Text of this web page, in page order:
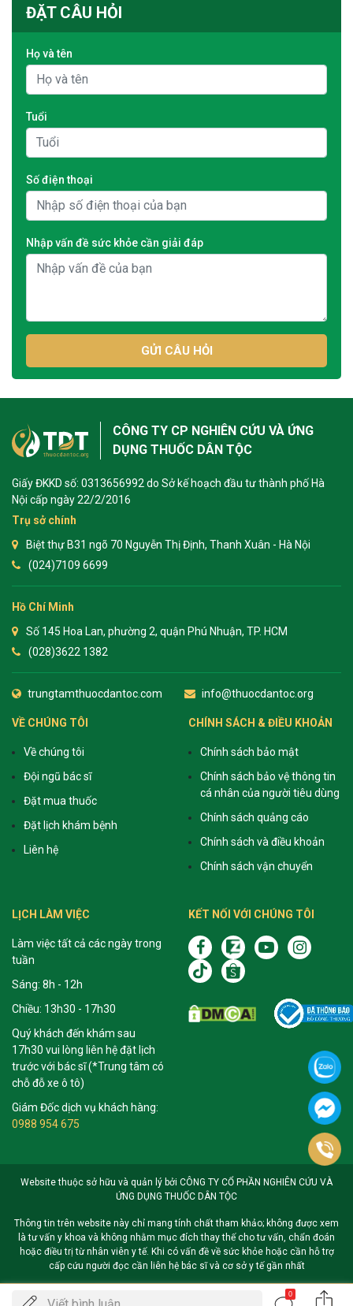
ĐẶT CÂU HỎI
Họ và tên
Tuổi
Số điện thoại
Nhập vấn đề sức khỏe cần giải đáp
GỬI CÂU HỎI
0
CÔNG TY CP NGHIÊN CỨU VÀ ỨNG
DỤNG THUỐC DÂN TỘC
Giấy ĐKKD số: 0313656992 do Sở kế hoạch đầu tư thành phố Hà
Nội cấp ngày 22/2/2016
Trụ sở chính
Biệt thự B31 ngõ 70 Nguyễn Thị Định, Thanh Xuân - Hà Nội
(024)7109 6699
Hồ Chí Minh
Số 145 Hoa Lan, phường 2, quận Phú Nhuận, TP. HCM
(028)3622 1382
trungtamthuocdantoc.com info@thuocdantoc.org
VỀ CHÚNG TÔI
Về chúng tôi
Đội ngũ bác sĩ
Đặt mua thuốc
Đặt lịch khám bệnh
Liên hệ
CHÍNH SÁCH & ĐIỀU KHOẢN
Chính sách bảo mật
Chính sách bảo vệ thông tin
cá nhân của người tiêu dùng
Chính sách quảng cáo
Chính sách và điều khoản
Chính sách vận chuyển
LỊCH LÀM VIỆC
Làm việc tất cả các ngày trong
tuần
Sáng: 8h - 12h
Chiều: 13h30 - 17h30
Quý khách đến khám sau
17h30 vui lòng liên hệ đặt lịch
trước với bác sĩ (*Trung tâm có
chỗ đỗ xe ô tô)
Giám Đốc dịch vụ khách hàng:
0988 954 675
KẾT NỐI VỚI CHÚNG TÔI
Website thuộc sở hữu và quản lý bởi CÔNG TY CỔ PHẦN NGHIÊN CỨU VÀ
ỨNG DỤNG THUỐC DÂN TỘC
Thông tin trên website này chỉ mang tính chất tham khảo; không được xem
là tư vấn y khoa và không nhằm mục đích thay thế cho tư vấn, chẩn đoán
hoặc điều trị từ nhân viên y tế. Khi có vấn đề về sức khỏe hoặc cần hỗ trợ
cấp cứu người đọc cần liên hệ bác sĩ và cơ sở y tế gần nhất